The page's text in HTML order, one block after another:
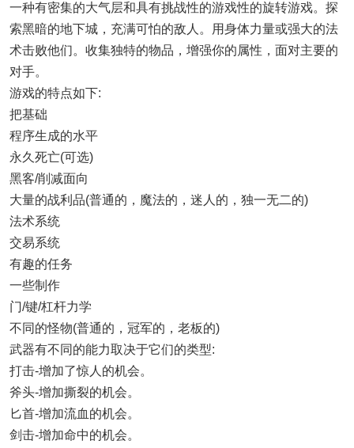
一种有密集的大气层和具有挑战性的游戏性的旋转游戏。探
索黑暗的地下城，充满可怕的敌人。用身体力量或强大的法
术击败他们。收集独特的物品，增强你的属性，面对主要的
对手。
游戏的特点如下:
把基础
程序生成的水平
永久死亡(可选)
黑客/削减面向
大量的战利品(普通的，魔法的，迷人的，独一无二的)
法术系统
交易系统
有趣的任务
一些制作
门/键/杠杆力学
不同的怪物(普通的，冠军的，老板的)
武器有不同的能力取决于它们的类型:
打击-增加了惊人的机会。
斧头-增加撕裂的机会。
匕首-增加流血的机会。
剑击-增加命中的机会。